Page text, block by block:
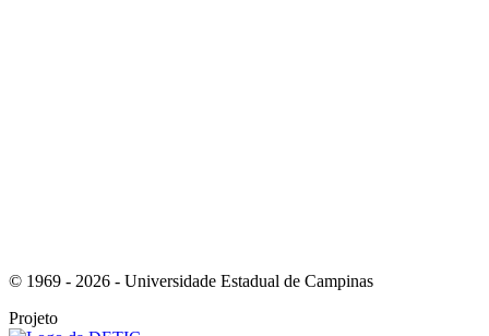
© 1969 - 2026 - Universidade Estadual de Campinas
Projeto